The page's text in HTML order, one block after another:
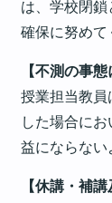
は、学校閉
確保に努めて
【不測の事
授業担当教員
した場合に
益にならない
【休講・補